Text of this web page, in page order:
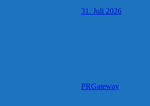
31. Juli 2026
PRGateway